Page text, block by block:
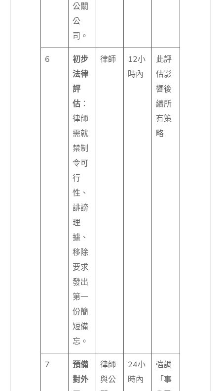
公關
公
司。
6
初步
法律
評
估 ：
律師
需就
禁制
令可
行
性、
誹謗
理
據、
移除
要求
發出
第一
份簡
短備
忘。
律師
12小
時內
此評
估影
響後
續所
有策
略
7
預備
對外
律師
與公
24小
時內
強調
「事